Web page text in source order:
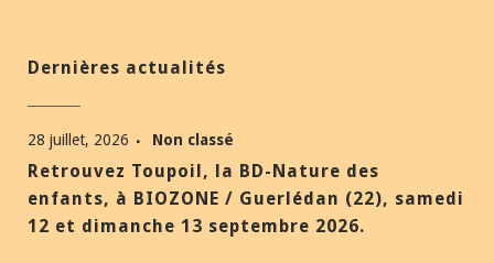
Dernières actualités
28 juillet, 2026 Non classé
Retrouvez Toupoil, la BD-Nature des
enfants, à BIOZONE / Guerlédan (22), samedi
12 et dimanche 13 septembre 2026.